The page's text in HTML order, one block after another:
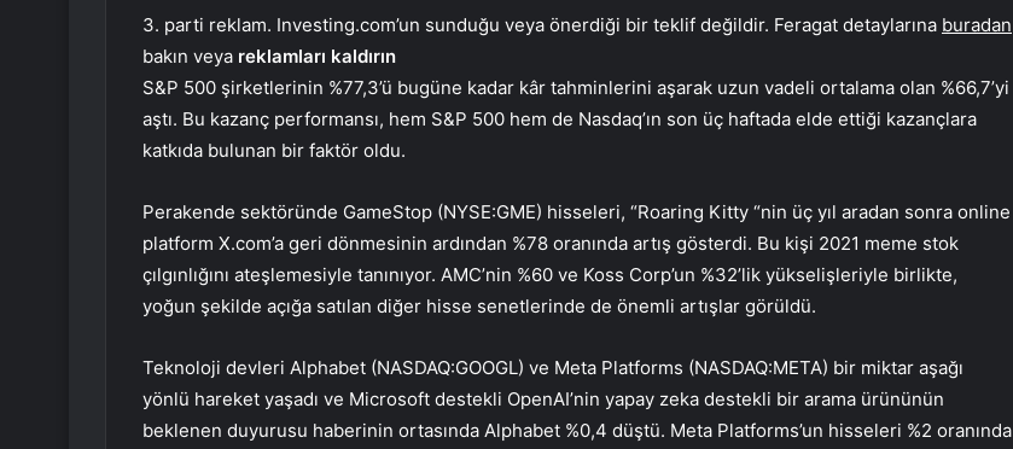
3. parti reklam. Investing.com’un sunduğu veya önerdiği bir teklif değildir. Feragat detaylarına buradan
bakın veya reklamları kaldırın
S&P 500 şirketlerinin %77,3’ü bugüne kadar kâr tahminlerini aşarak uzun vadeli ortalama olan %66,7’yi
aştı. Bu kazanç performansı, hem S&P 500 hem de Nasdaq’ın son üç haftada elde ettiği kazançlara
katkıda bulunan bir faktör oldu.
Perakende sektöründe GameStop (NYSE:GME) hisseleri, “Roaring Kitty “nin üç yıl aradan sonra online
platform X.com’a geri dönmesinin ardından %78 oranında artış gösterdi. Bu kişi 2021 meme stok
çılgınlığını ateşlemesiyle tanınıyor. AMC’nin %60 ve Koss Corp’un %32’lik yükselişleriyle birlikte,
yoğun şekilde açığa satılan diğer hisse senetlerinde de önemli artışlar görüldü.
Teknoloji devleri Alphabet (NASDAQ:GOOGL) ve Meta Platforms (NASDAQ:META) bir miktar aşağı
yönlü hareket yaşadı ve Microsoft destekli OpenAI’nin yapay zeka destekli bir arama ürününün
beklenen duyurusu haberinin ortasında Alphabet %0,4 düştü. Meta Platforms’un hisseleri %2 oranında